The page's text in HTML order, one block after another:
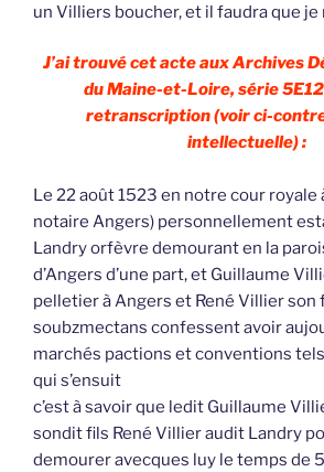
un Villiers boucher, et il faudra que je
J’ai trouvé cet acte aux Archives
du Maine-et-Loire, série
retranscription (voir ci-
intellectuelle) :
Le 22 août 1523 en notre cour royale
notaire Angers) personnellement
Landry orfèvre demourant en la
d’Angers d’une part, et Guillaume
pelletier à Angers et René Villier son
soubzmectans confessent avoir
marchés pactions et conventions
qui s’ensuit
c’est à savoir que ledit Guillaume
sondit fils René Villier audit Landry
demourer avecques luy le temps de